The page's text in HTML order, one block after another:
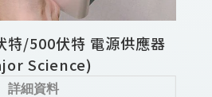
/500伏特 電源供應器
Science)
詳細資料